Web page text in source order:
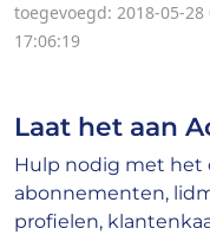
toegevoegd: 2018-05-28
17:06:19
Laat het aan
Hulp nodig met het
abonnementen,
profielen,